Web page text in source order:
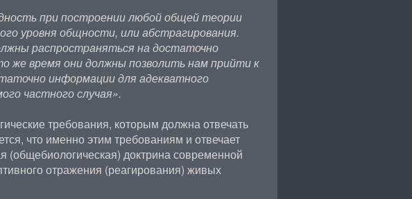
при построении любой общей теории
уровня общности, или абстрагирования.
распространяться на достаточно
же время они должны позволить нам прийти к
информации для адекватного
частного случая».
требования, которым должна отвечать
что именно этим требованиям и отвечает
(общебиологическая) доктрина современной
отражения (реагирования) живых